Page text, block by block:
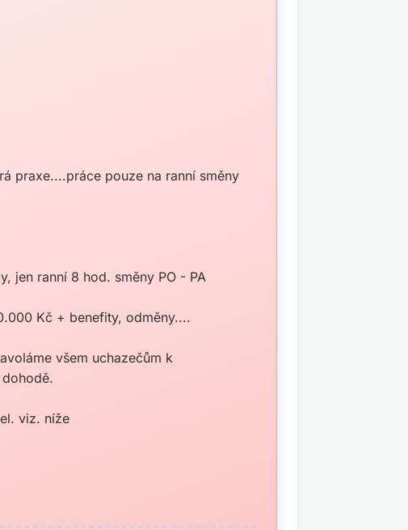
praxe....práce pouze na ranní směny
jen ranní 8 hod. směny PO - PA
Kč + benefity, odměny....
všem uchazečům k
viz. níže